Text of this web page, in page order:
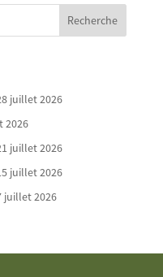
Recherche
juillet 2026
2026
juillet 2026
juillet 2026
juillet 2026